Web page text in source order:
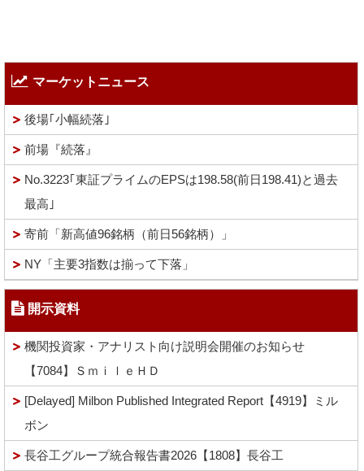
マーケットニュース
後場｢小幅続落｣
前場『続落』
No.3223｢東証プライムのEPSは198.58(前日198.41)と過去
最高｣
寄前「新高値96銘柄（前日56銘柄）」
NY「主要3指数は揃って下落」
開示資料
機関投資家・アナリスト向け説明会開催のお知らせ
【7084】ＳｍｉｌｅＨＤ
[Delayed] Milbon Published Integrated Report【4919】ミル
ボン
長谷工グループ統合報告書2026【1808】長谷工